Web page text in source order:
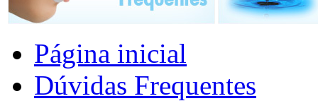
Página inicial
Dúvidas Frequentes